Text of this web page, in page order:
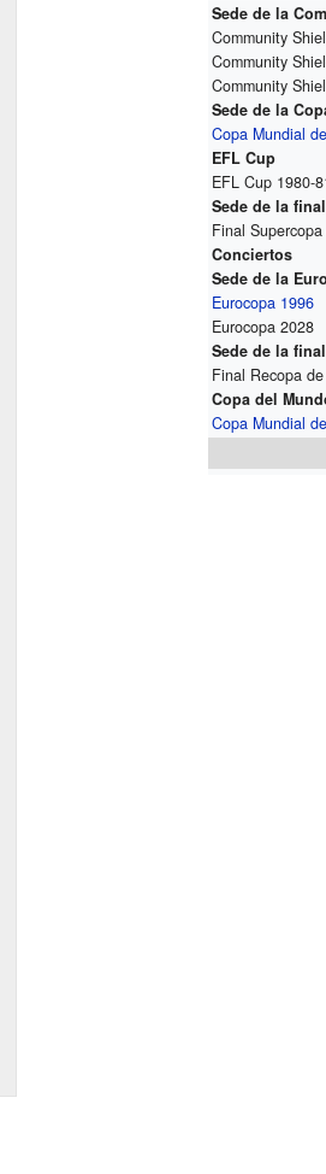
Sede de la
Community
Community
Community
Sede de la
Copa Mundial
EFL Cup
EFL Cup 1980-
Sede de la
Final
Conciertos
Sede de la
Eurocopa 1996
Eurocopa 2028
Sede de la
Final Recopa
Copa del
Copa Mundial